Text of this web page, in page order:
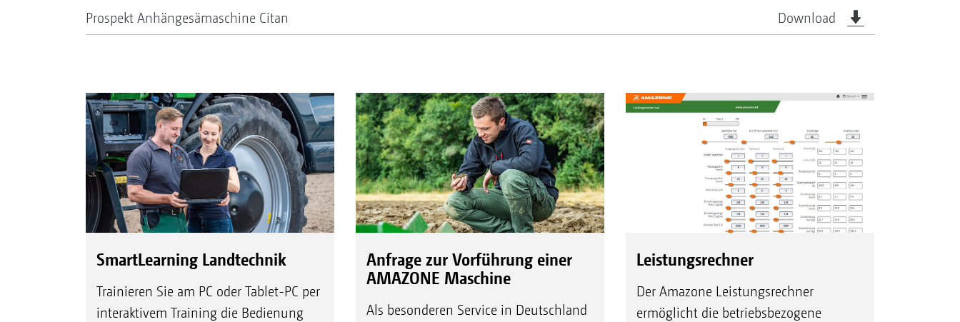
Prospekt Anhängesämaschine Citan Download
SmartLearning Landtechnik
Trainieren Sie am PC oder Tablet-PC per
interaktivem Training die Bedienung
Anfrage zur Vorführung einer
AMAZONE Maschine
Als besonderen Service in Deutschland
Leistungsrechner
Der Amazone Leistungsrechner
ermöglicht die betriebsbezogene